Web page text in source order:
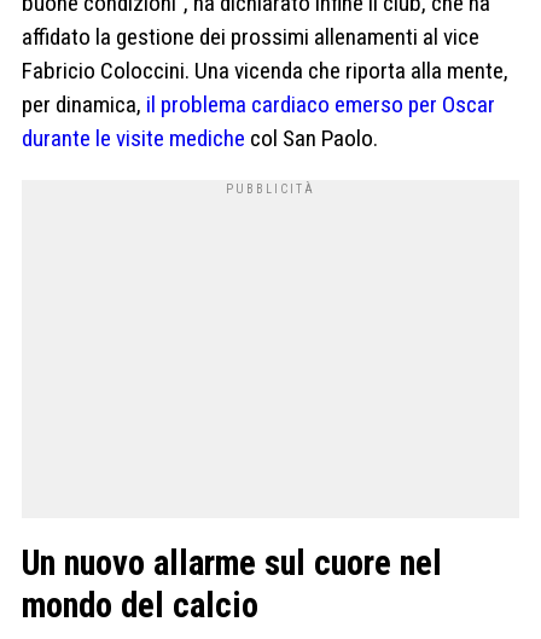
affidato la gestione dei prossimi allenamenti al vice
Fabricio Coloccini. Una vicenda che riporta alla mente,
per dinamica, il problema cardiaco emerso per Oscar
durante le visite mediche col San Paolo.
Un nuovo allarme sul cuore nel
mondo del calcio